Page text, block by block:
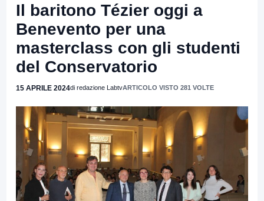
Il baritono Tézier oggi a
Benevento per una
masterclass con gli studenti
del Conservatorio
15 APRILE 2024di redazione LabtvARTICOLO VISTO 281 VOLTE